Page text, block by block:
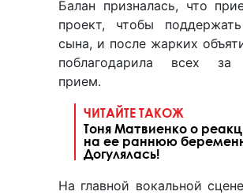
Балан призналась, что
проект, чтобы
сына, и после жарких
поблагодарила всех за
прием.
ЧИТАЙТЕ ТАКОЖ
Тоня Матвиенко о
на ее раннюю
Догулялась!
На главной вокальной